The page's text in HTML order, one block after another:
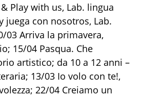
Play with us, Lab. lingua
juega con nosotros, Lab.
03 Arriva la primavera,
15/04 Pasqua. Che
artistico; da 10 a 12 anni –
13/03 Io volo con te!,
22/04 Creiamo un